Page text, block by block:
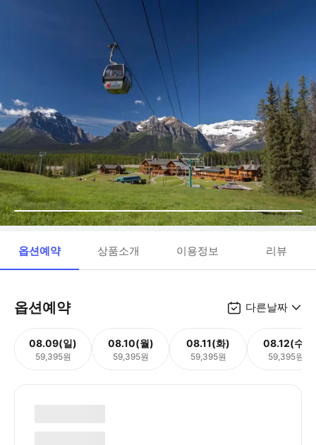
옵션예약 상품소개 이용정보 리뷰
옵션예약 다른날짜
08.09(일)
59,395원
08.10(월)
59,395원
08.11(화)
59,395원
08.12(수)
59,395원